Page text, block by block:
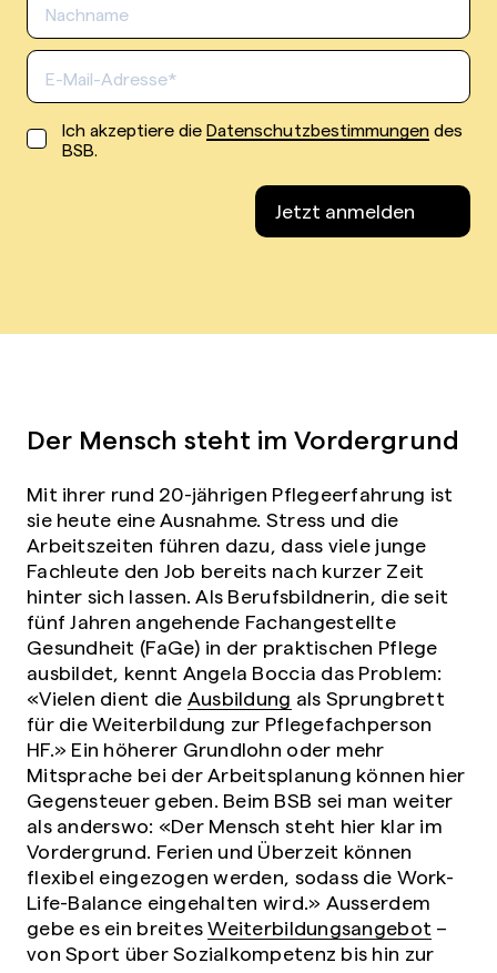
Ich akzeptiere dieDatenschutzbestimmungendes
BSB.
Jetzt anmelden
Der Mensch steht im Vordergrund
Mit ihrer rund 20-jährigen Pflegeerfahrung ist
sie heute eine Ausnahme. Stress und die
Arbeitszeiten führen dazu, dass viele junge
Fachleute den Job bereits nach kurzer Zeit
hinter sich lassen. Als Berufsbildnerin, die seit
fünf Jahren angehende Fachangestellte
Gesundheit (FaGe) in der praktischen Pflege
ausbildet, kennt Angela Boccia das Problem:
«Vielen dient die Ausbildung als Sprungbrett
für die Weiterbildung zur Pflegefachperson
HF.» Ein höherer Grundlohn oder mehr
Mitsprache bei der Arbeitsplanung können hier
Gegensteuer geben. Beim BSB sei man weiter
als anderswo: «Der Mensch steht hier klar im
Vordergrund. Ferien und Überzeit können
flexibel eingezogen werden, sodass die Work-
Life-Balance eingehalten wird.» Ausserdem
gebe es ein breitesWeiterbildungsangebot –
von Sport über Sozialkompetenz bis hin zur